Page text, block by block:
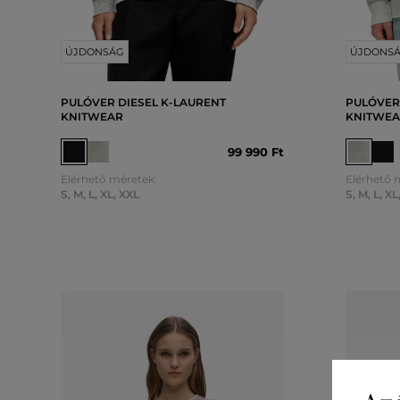
ÚJDONSÁG
PULÓVER DIESEL K-LAURENT
KNITWEAR
99 990 Ft
Elérhető méretek:
S, M, L, XL, XXL
Elérhető
S, M, L, XL